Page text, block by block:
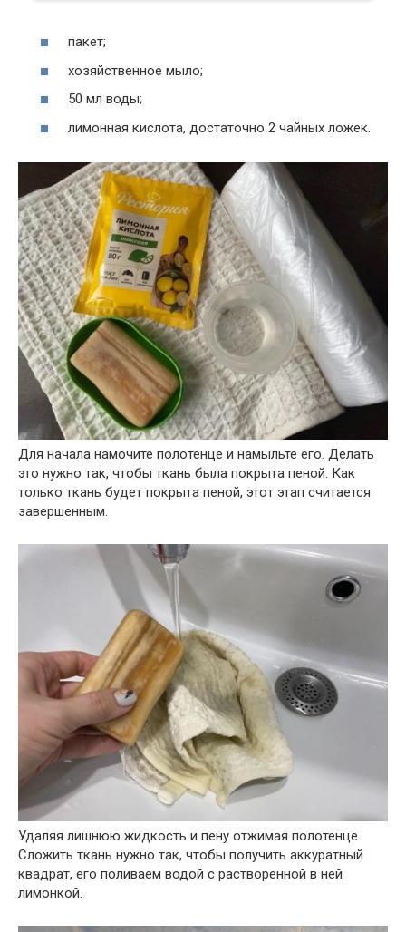
пакет;
хозяйственное мыло;
50 мл воды;
лимонная кислота, достаточно 2 чайных ложек.
Для начала намочите полотенце и намыльте его. Делать
это нужно так, чтобы ткань была покрыта пеной. Как
только ткань будет покрыта пеной, этот этап считается
завершенным.
Удаляя лишнюю жидкость и пену отжимая полотенце.
Сложить ткань нужно так, чтобы получить аккуратный
квадрат, его поливаем водой с растворенной в ней
лимонкой.